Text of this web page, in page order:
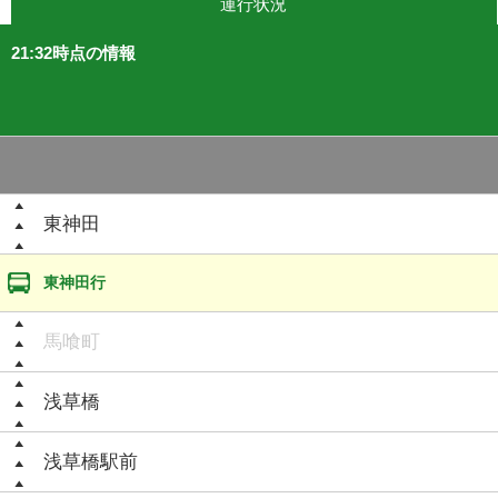
運行状況
21:32時点の情報
東神田
東神田行
馬喰町
浅草橋
浅草橋駅前